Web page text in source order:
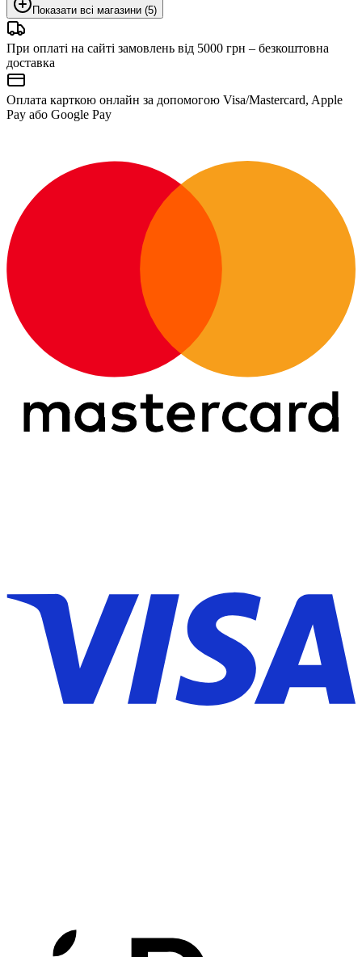
Показати всі магазини (5)
При оплаті на сайті замовлень від 5000 грн – безкоштовна
доставка
Оплата карткою онлайн за допомогою Visa/Mastercard, Apple
Pay або Google Pay